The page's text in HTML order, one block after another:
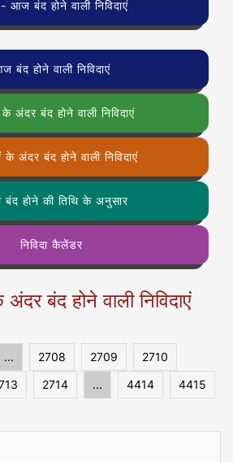
आज बंद होने वाली निविदाएं
बंद होने वाली निविदाएं
के अंदर बंद होने वाली निविदाएं
के अंदर बंद होने वाली निविदाएं
बंद होने की तिथि के अनुसार
निविदा कैलेंडर
बंद होने वाली निविदाएं
... 2708 2709
2710
2714 ... 4414
4415